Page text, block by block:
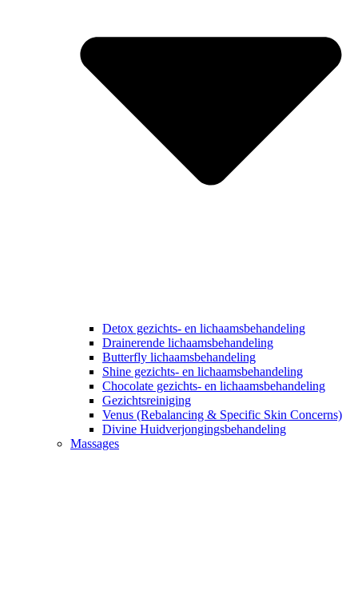
Detox gezichts- en lichaamsbehandeling
Drainerende lichaamsbehandeling
Butterfly lichaamsbehandeling
Shine gezichts- en lichaamsbehandeling
Chocolate gezichts- en lichaamsbehandeling
Gezichtsreiniging
Venus (Rebalancing & Specific Skin Concerns)
Divine Huidverjongingsbehandeling
Massages